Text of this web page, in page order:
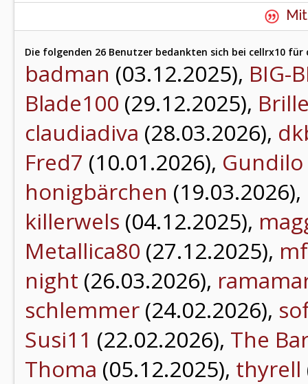
Die folgenden 26 Benutzer bedankten sich bei cellrx10 für
badman (03.12.2025), BIG-
Blade100 (29.12.2025),
claudiadiva (28.03.2026),
Fred7 (10.01.2026), Gundilo
honigbärchen (19.03.2026),
killerwels (04.12.2025),
Metallica80 (27.12.2025),
night (26.03.2026),
schlemmer (24.02.2026),
Susi11 (22.02.2026), The
Thoma (05.12.2025), thyrell